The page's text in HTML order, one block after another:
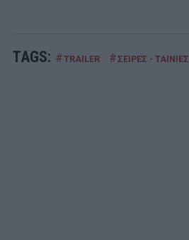
TAGS: #TRAILER #ΣΕΙΡΕΣ - ΤΑΙΝΙΕΣ